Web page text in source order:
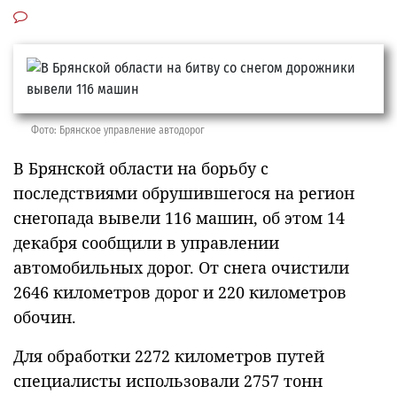
Фото: Брянское управление автодорог
В Брянской области на борьбу с
последствиями обрушившегося на регион
снегопада вывели 116 машин, об этом 14
декабря сообщили в управлении
автомобильных дорог. От снега очистили
2646 километров дорог и 220 километров
обочин.
Для обработки 2272 километров путей
специалисты использовали 2757 тонн